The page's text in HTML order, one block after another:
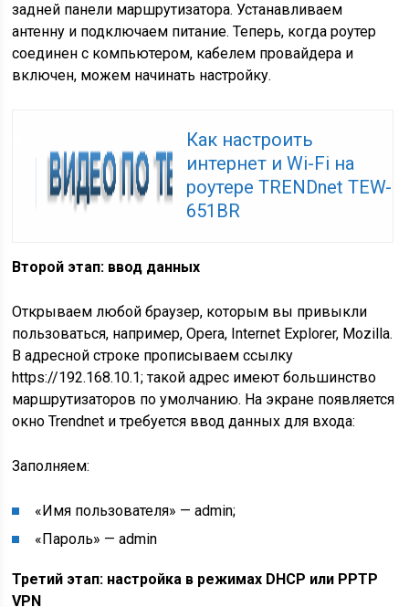
задней панели маршрутизатора. Устанавливаем
антенну и подключаем питание. Теперь, когда роутер
соединен с компьютером, кабелем провайдера и
включен, можем начинать настройку.
Как настроить
интернет и Wi-Fi на
роутере TRENDnet TEW-
651BR
Второй этап: ввод данных
Открываем любой браузер, которым вы привыкли
пользоваться, например, Opera, Internet Explorer, Mozilla.
В адресной строке прописываем ссылку
https://192.168.10.1; такой адрес имеют большинство
маршрутизаторов по умолчанию. На экране появляется
окно Trendnet и требуется ввод данных для входа:
Заполняем:
«Имя пользователя» — admin;
«Пароль» — admin
Третий этап: настройка в режимах DHCP или PPTP
VPN